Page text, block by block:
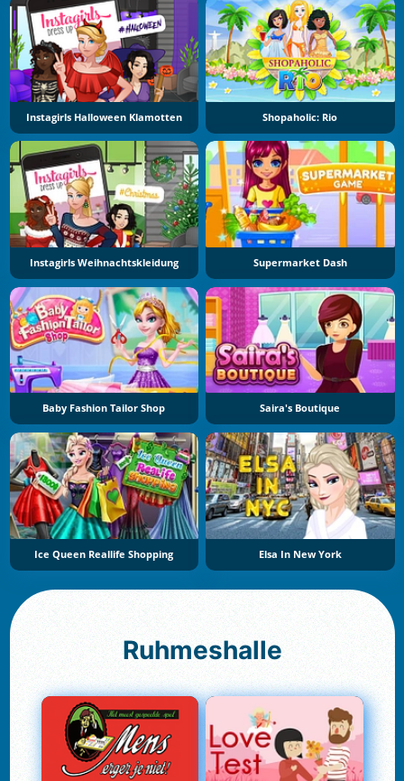
Instagirls Halloween Klamotten Shopaholic: Rio
Instagirls Weihnachtskleidung Supermarket Dash
Baby Fashion Tailor Shop Saira's Boutique
Ice Queen Reallife Shopping Elsa In New York
Ruhmeshalle